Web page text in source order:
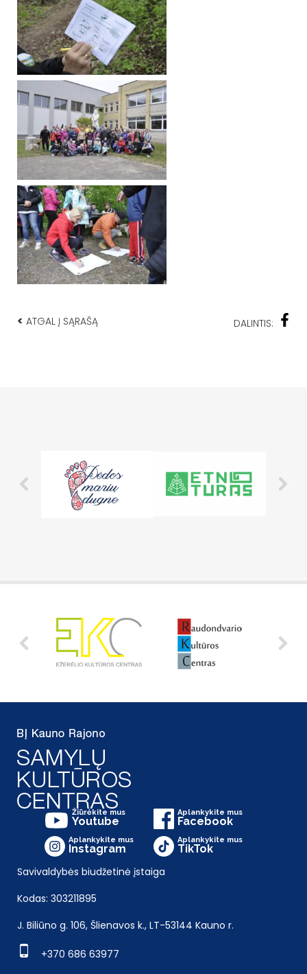
< ATGAL Į SĄRAŠĄ DALINTIS:
Žiūrėkite mus
Youtube
Aplankykite mus
Facebook
Aplankykite mus
Instagram
Aplankykite mus
TikTok
Savivaldybės biudžetinė įstaiga
Kodas: 303211895
J. Biliūno g. 106, Šlienavos k., LT-53144 Kauno r.
+370 686 63977